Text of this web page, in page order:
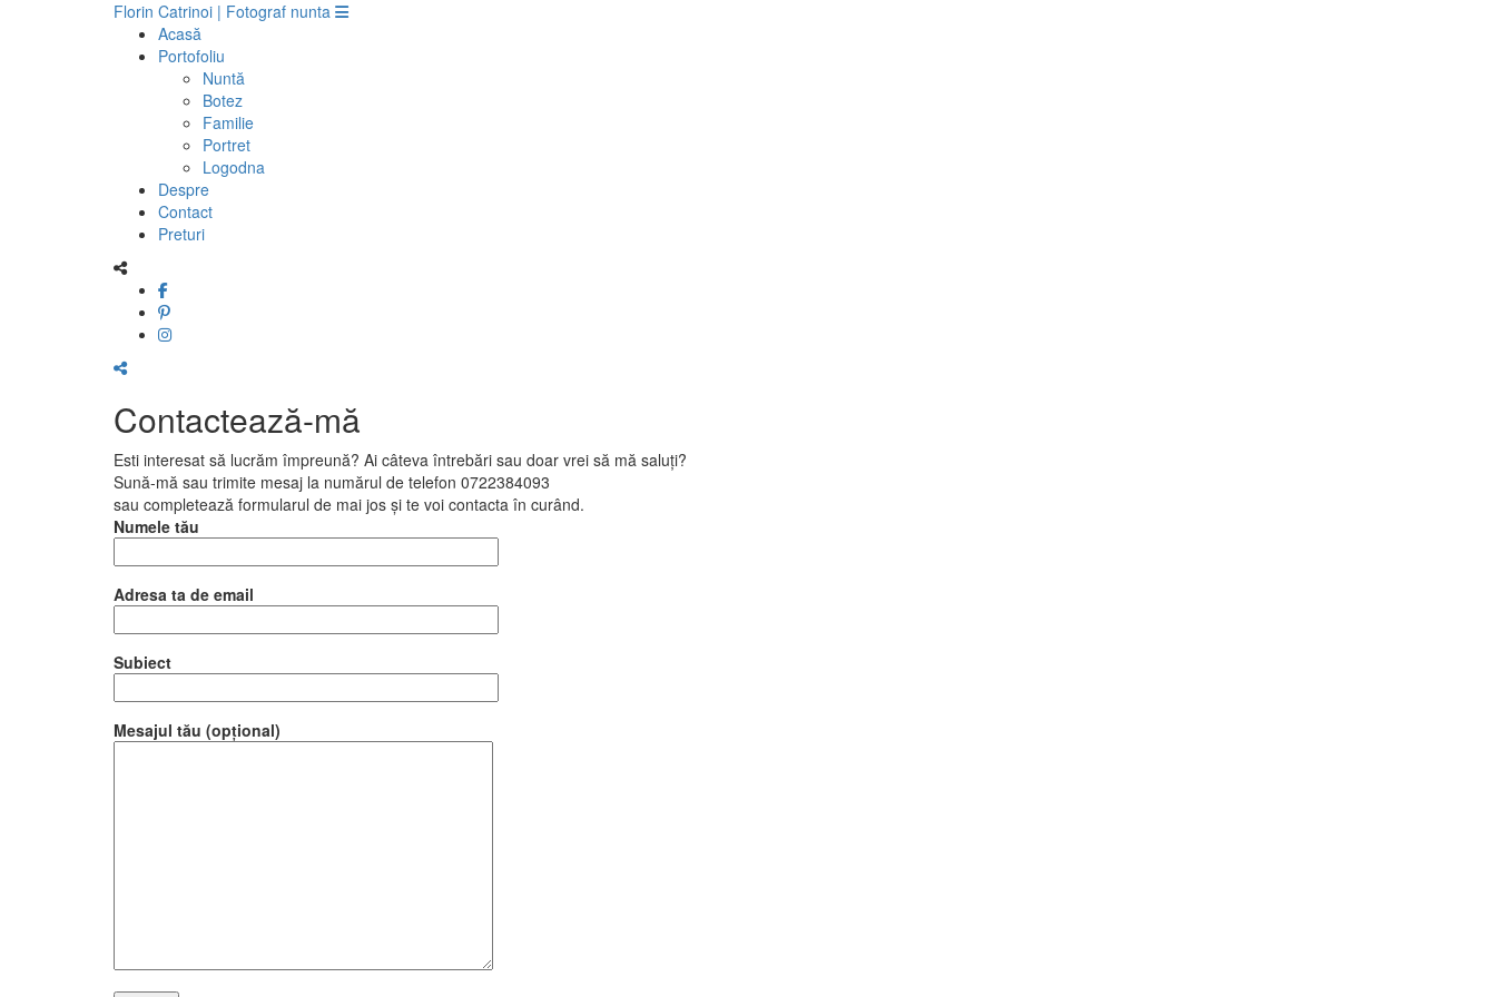
Florin Catrinoi | Fotograf nunta
Acasă
Portofoliu
Nuntă
Botez
Familie
Portret
Logodna
Despre
Contact
Preturi
Contactează-mă
Esti interesat să lucrăm împreună? Ai câteva întrebări sau doar vrei să mă saluți?
Sună-mă sau trimite mesaj la numărul de telefon 0722384093
sau completează formularul de mai jos și te voi contacta în curând.
Numele tău
Adresa ta de email
Subiect
Mesajul tău (opțional)